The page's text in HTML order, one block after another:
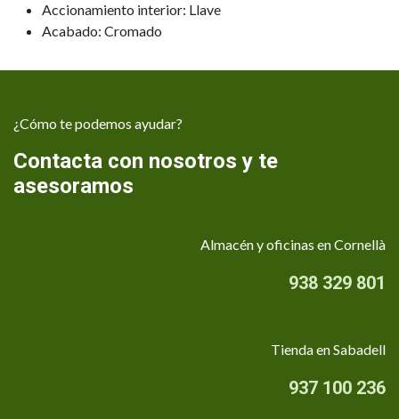
Accionamiento interior: Llave
Acabado: Cromado
¿Cómo te podemos ayudar?
Contacta con nosotros y te
asesoramos
Almacén y oficinas en Cornellà
938 329 801
Tienda en Sabadell
937 100 236